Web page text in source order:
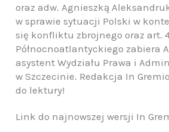
oraz adw. Agnieszką
w sprawie sytuacji Polski w
się konfliktu zbrojnego oraz art.
Północnoatlantyckiego zabiera
asystent Wydziału Prawa i
w Szczecinie. Redakcja In
do lektury!
Link do najnowszej wersji In